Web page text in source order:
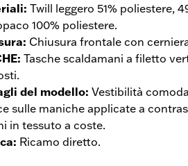
: Twill leggero 51% poliestere,
100% poliestere.
: Chiusura frontale con
: Tasche scaldamani a filetto
del modello: Vestibilità
sulle maniche applicate a
in tessuto a coste.
: Ricamo diretto.